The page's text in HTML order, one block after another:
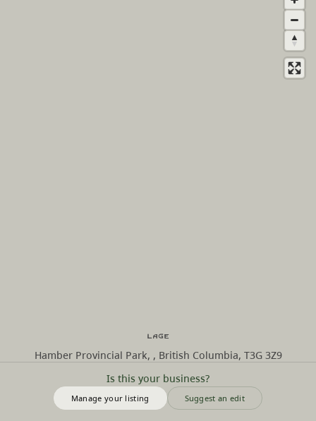
Is this your business?
Manage your listing Suggest an edit
Lage
Hamber Provincial Park, , British Columbia, T3G 3Z9